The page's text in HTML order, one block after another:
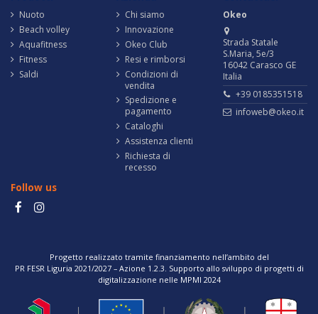
Nuoto
Beach volley
Aquafitness
Fitness
Saldi
Chi siamo
Innovazione
Okeo Club
Resi e rimborsi
Condizioni di
vendita
Spedizione e
pagamento
Cataloghi
Assistenza clienti
Richiesta di
recesso
Okeo
Strada Statale
S.Maria, 5e/3
16042 Carasco GE
Italia
+39 0185351518
infoweb@okeo.it
Follow us
Progetto realizzato tramite finanziamento nell’ambito del
PR FESR Liguria 2021/2027 – Azione 1.2.3. Supporto allo sviluppo di progetti di
digitalizzazione nelle MPMI 2024